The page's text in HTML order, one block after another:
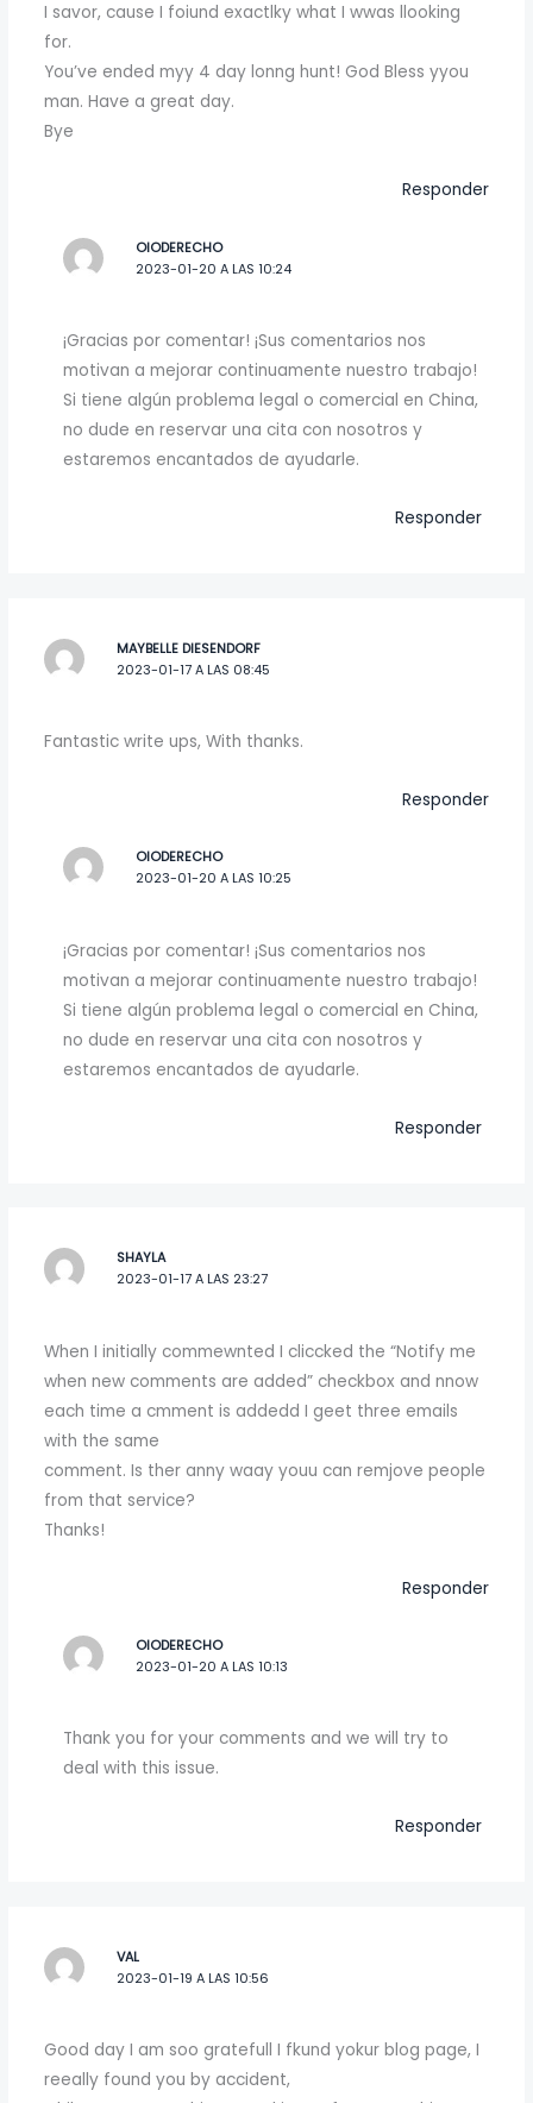
I savor, cause I foiund exactlky what I wwas llooking
for.
You’ve ended myy 4 day lonng hunt! God Bless yyou
man. Have a great day.
Bye
Responder
OIODERECHO
2023-01-20 A LAS 10:24
¡Gracias por comentar! ¡Sus comentarios nos
motivan a mejorar continuamente nuestro trabajo!
Si tiene algún problema legal o comercial en China,
no dude en reservar una cita con nosotros y
estaremos encantados de ayudarle.
Responder
MAYBELLE DIESENDORF
2023-01-17 A LAS 08:45
Fantastic write ups, With thanks.
Responder
OIODERECHO
2023-01-20 A LAS 10:25
¡Gracias por comentar! ¡Sus comentarios nos
motivan a mejorar continuamente nuestro trabajo!
Si tiene algún problema legal o comercial en China,
no dude en reservar una cita con nosotros y
estaremos encantados de ayudarle.
Responder
SHAYLA
2023-01-17 A LAS 23:27
When I initially commewnted I cliccked the “Notify me
when new comments are added” checkbox and nnow
each time a cmment is addedd I geet three emails
with the same
comment. Is ther anny waay youu can remjove people
from that service?
Thanks!
Responder
OIODERECHO
2023-01-20 A LAS 10:13
Thank you for your comments and we will try to
deal with this issue.
Responder
VAL
2023-01-19 A LAS 10:56
Good day I am soo gratefull I fkund yokur blog page, I
reeally found you by accident,